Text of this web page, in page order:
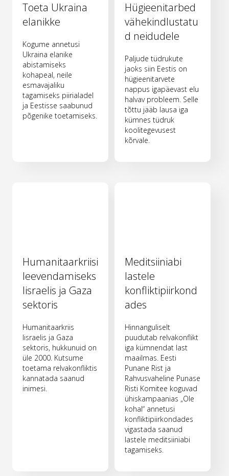
Toeta Ukraina
elanikke
Kogume annetusi
Ukraina elanike
abistamiseks
kohapeal, neile
esmavajaliku
tagamiseks piirialadel
ja Eestisse saabunud
põgenike toetamiseks.
Hügieenitarbed
vähekindlustatu
d neidudele
Paljude tüdrukute
jaoks siin Eestis on
hügieenitarvete
nappus igapäevast elu
halvav probleem. Selle
tõttu jääb lausa iga
kümnes tüdruk
koolitegevusest
kõrvale.
Humanitaarkriisi
leevendamiseks
Iisraelis ja Gaza
sektoris
Humanitaarkriis
Iisraelis ja Gaza
sektoris, hukkunuid on
üle 2000. Kutsume
toetama relvakonfliktis
kannatada saanud
inimesi.
Meditsiiniabi
lastele
konfliktipiirkond
ades
Hinnanguliselt
puudutab relvakonflikt
iga kümnendat last
maailmas. Eesti
Punane Rist ja
Rahvusvaheline Punase
Risti Komitee koguvad
ühiskampaanias „Ole
kohal“ annetusi
konfliktipiirkondades
vigastada saanud
lastele meditsiiniabi
tagamiseks.